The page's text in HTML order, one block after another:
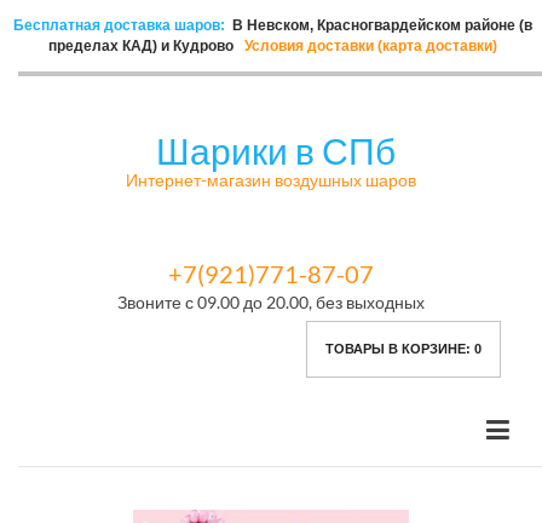
Бесплатная доставка шаров:
В Невском, Красногвардейском районе (в
пределах КАД) и Кудрово
Условия доставки (карта доставки)
Шарики в СПб
Интернет-магазин воздушных шаров
+7(921)771-87-07
Звоните с 09.00 до 20.00, без выходных
ТОВАРЫ В КОРЗИНЕ: 0